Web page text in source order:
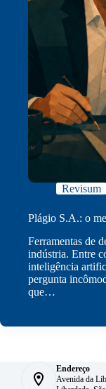
Revisum
Plágio S.A.: o
Ferramentas de
indústria. Entre
inteligência
pergunta
que…
Endereço
Avenida da